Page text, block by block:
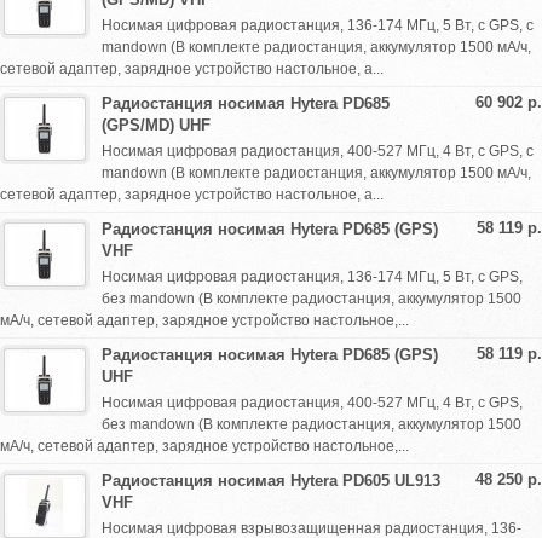
Носимая цифровая радиостанция, 136-174 МГц, 5 Вт, с GPS, с
mandown (В комплекте радиостанция, аккумулятор 1500 мА/ч,
сетевой адаптер, зарядное устройство настольное, а...
60 902 р.
Радиостанция носимая Hytera PD685
(GPS/MD) UHF
Носимая цифровая радиостанция, 400-527 МГц, 4 Вт, с GPS, с
mandown (В комплекте радиостанция, аккумулятор 1500 мА/ч,
сетевой адаптер, зарядное устройство настольное, а...
58 119 р.
Радиостанция носимая Hytera PD685 (GPS)
VHF
Носимая цифровая радиостанция, 136-174 МГц, 5 Вт, с GPS,
без mandown (В комплекте радиостанция, аккумулятор 1500
мА/ч, сетевой адаптер, зарядное устройство настольное,...
58 119 р.
Радиостанция носимая Hytera PD685 (GPS)
UHF
Носимая цифровая радиостанция, 400-527 МГц, 4 Вт, с GPS,
без mandown (В комплекте радиостанция, аккумулятор 1500
мА/ч, сетевой адаптер, зарядное устройство настольное,...
48 250 р.
Радиостанция носимая Hytera PD605 UL913
VHF
Носимая цифровая взрывозащищенная радиостанция, 136-